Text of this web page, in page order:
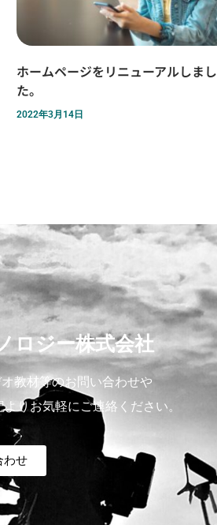
ホームページをリニューアルしまし
た。
2022年3月14日
ロジー株式会社
教材等のお問い合わせや
りお気軽にご連絡ください。
わせ